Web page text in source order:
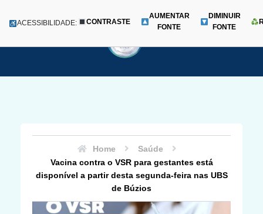
para
Menu
ACESSIBILIDADE: CONTRASTE
AUMENTAR
FONTE
DIMINUIR
FONTE
Home
Saúde
Vacina contra o VSR para gestantes está
disponível a partir desta segunda-feira nas UBS
de Búzios